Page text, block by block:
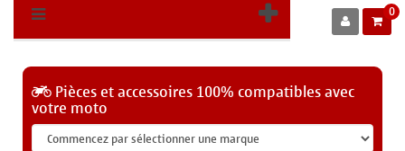
0
Pièces et accessoires 100% compatibles avec
votre moto